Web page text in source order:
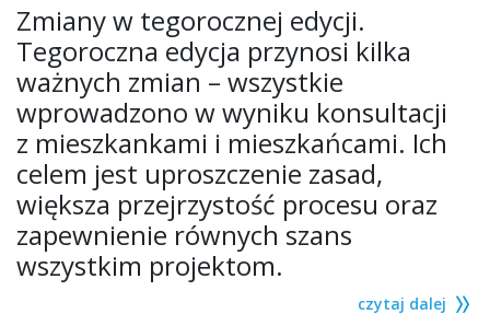
Zmiany w tegorocznej edycji.
Tegoroczna edycja przynosi kilka
ważnych zmian – wszystkie
wprowadzono w wyniku konsultacji
z mieszkankami i mieszkańcami. Ich
celem jest uproszczenie zasad,
większa przejrzystość procesu oraz
zapewnienie równych szans
wszystkim projektom.
czytaj dalej